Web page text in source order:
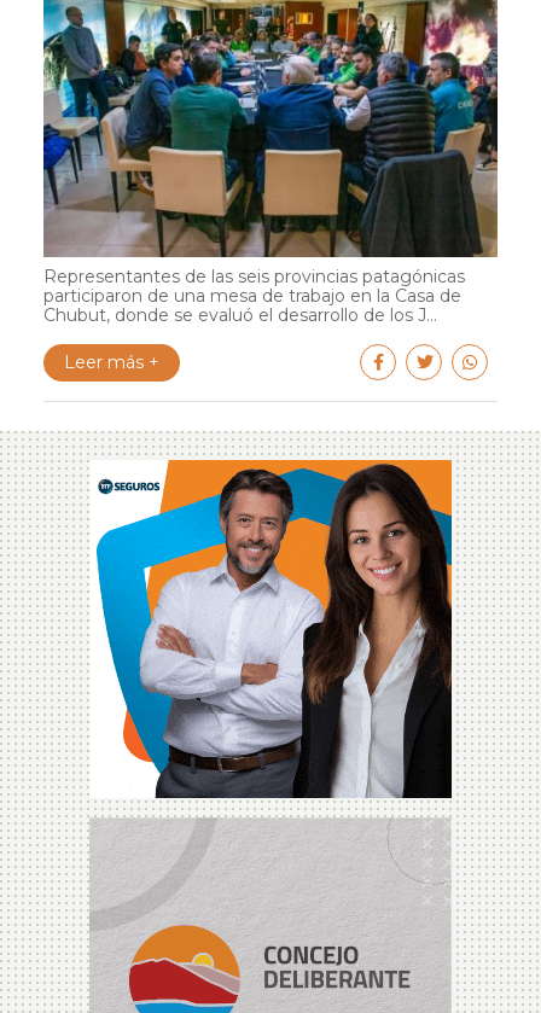
Representantes de las seis provincias patagónicas
participaron de una mesa de trabajo en la Casa de
Chubut, donde se evaluó el desarrollo de los J...
Leer más +